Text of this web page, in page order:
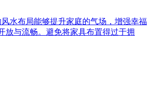
水布局能够提升家庭的气场，增强幸福
放与流畅。避免将家具布置得过于拥